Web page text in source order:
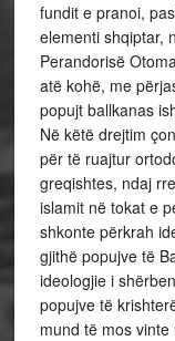
fundit e pranoi,
elementi shqiptar,
Perandorisë
atë kohë, me
popujt ballkanas
Në këtë drejtim
për të ruajtur
greqishtes, ndaj
islamit në tokat e
shkonte përkrah
gjithë popujve të
ideologjie i
popujve të
mund të mos